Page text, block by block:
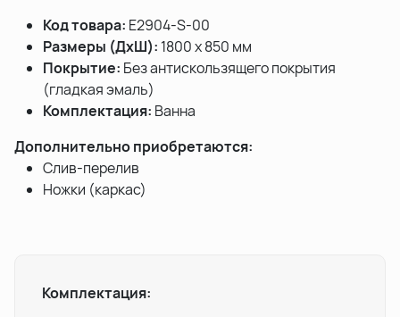
Код товара: E2904-S-00
Размеры (ДхШ): 1800 х 850 мм
Покрытие: Без антискользящего покрытия
(гладкая эмаль)
Комплектация: Ванна
Дополнительно приобретаются:
Слив-перелив
Ножки (каркас)
Комплектация: